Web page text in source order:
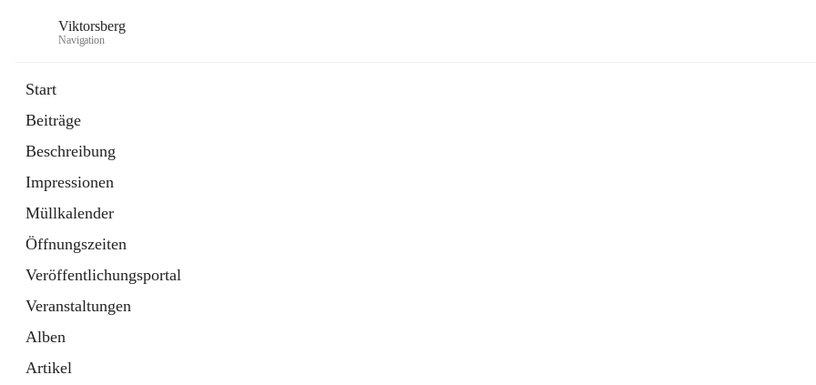
Viktorsberg
Navigation
Start
Beiträge
Beschreibung
Impressionen
Müllkalender
Öffnungszeiten
Veröffentlichungsportal
Veranstaltungen
Alben
Artikel